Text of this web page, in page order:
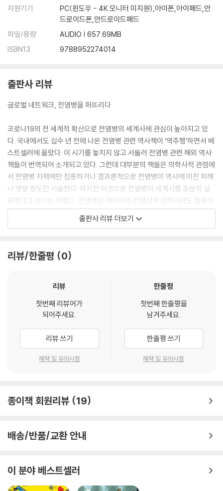
지원기기
PC(윈도우 - 4K 모니터 미지원),아이폰,아이패드,안
드로이드폰,안드로이드패드
파일/용량
AUDIO | 657.69MB
ISBN13
9788952274014
출판사 리뷰
글로벌 네트워크, 전염병을 퍼뜨리다
코로나19의 전 세계적 확산으로 전염병의 세계사에 관심이 높아지고 있
다. 국내에서도 십수 년 전에 나온 전염병 관련 역사책이 ‘역주행’하면서 베
스트셀러에 올랐다. 이 시기를 놓치지 않고 서둘러 전염병 관련 해외 역사
책들이 번역되어 소개되고 있다. 그런데 대부분의 책들은 의학사적 관점에
서 전염병 자체에만 집중하거나 결과론적으로 전염병이 역사에 미친 피해
나 영향 정도만 서술한다. 하지만 이것으로 전염병의 세계사를 충분히 설
명했다고 보기는 어렵다. 전염병은 제아무리 전염성이 강하더라도 접촉이
나 교류가 일어나지 않으면 파급력 있게 확산되지 않는다. 하지만 『전염병
이 휩쓴 세계사』는 역사상 치명적인 영향을 미친 전염병이 어떻게 그런 결
‘글로벌 네트워크’는 빅히스토리(거대사)에서 주요하게 다루는 개념이다.
위를 뛰어넘어 전 지구적 패턴으로 세계사를 조망하는 역사관이다. 특히
꿀 만큼 전 세계에 미치는 영향력이 막대하다. 글로벌 네트워크는 16세기
대항해시대의 항로 개척이나 20세기 교통과 통신의 발달로 지구 전체가
하나로 연결되는 현대적인 현상에만 국한되지 않는다. 호모사피엔스가 전
지구적으로 이동하면서 이미 글로벌 네트워크가 형성되기 시작했다고 말
대항해시대 이후에는 대서양 삼각무역을 비롯한 ‘아메리카 네트워크’가 전
러 가지 사회문제가 대두되기도 한다. 네트워크가 전 지구적으로 촘촘히
정도다.
출판사 리뷰 더보기
리뷰/한줄평 0
리뷰
첫번째 리뷰어가
되어주세요.
리뷰 쓰기
혜택 및 유의사항
한줄평
첫번째 한줄평을
남겨주세요.
한줄평 쓰기
혜택 및 유의사항
종이책 회원리뷰 19
배송/반품/교환 안내
이 분야 베스트셀러